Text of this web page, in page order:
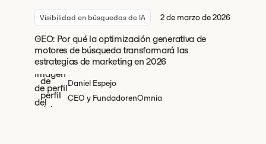
Visibilidad en búsquedas de IA 2 de marzo de 2026
GEO: Por qué la optimización generativa de
motores de búsqueda transformará las
estrategias de marketing en 2026
Daniel Espejo
CEO y FundadorenOmnia